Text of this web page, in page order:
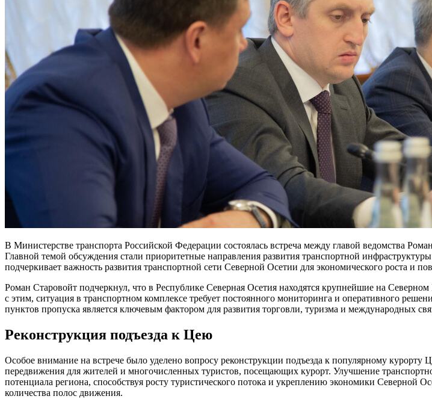
В Министерстве транспорта Российской Федерации состоялась встреча между главой ведомства
Главной темой обсуждения стали приоритетные направления развития транспортной
подчеркивает важность развития транспортной сети Северной Осетии для экономического роста и
Роман Старовойт подчеркнул, что в Республике Северная Осетия находятся крупнейшие на
с этим, ситуация в транспортном комплексе требует постоянного мониторинга и оперативного
пунктов пропуска является ключевым фактором для развития торговли, туризма и международных
Реконструкция подъезда к Цею
Особое внимание на встрече было уделено вопросу реконструкции подъезда к популярному курорту
передвижения для жителей и многочисленных туристов, посещающих курорт. Улучшение
потенциала региона, способствуя росту туристического потока и укреплению экономики
количества полос движения.